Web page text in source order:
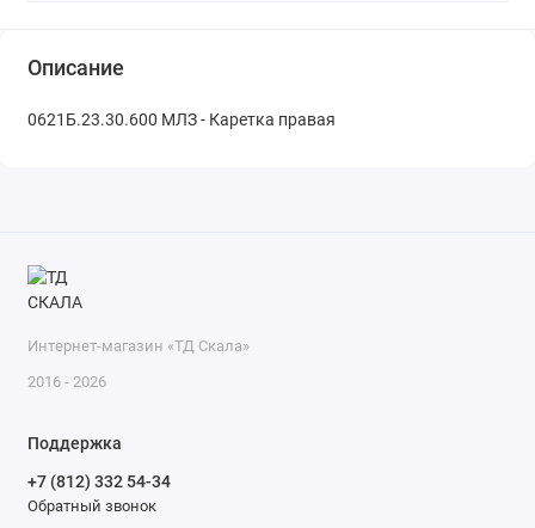
Описание
0621Б.23.30.600 МЛЗ - Каретка правая
Интернет-магазин «ТД Скала»
2016 - 2026
Поддержка
+7 (812) 332 54-34
Обратный звонок